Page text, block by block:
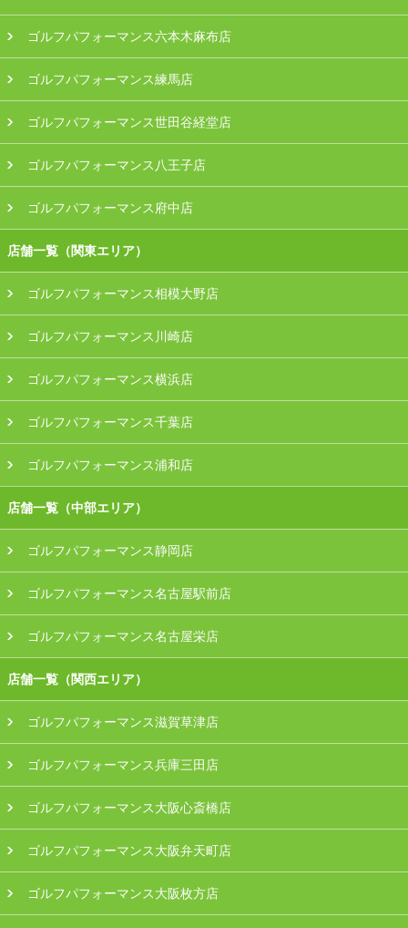
ゴルフパフォーマンス六本木麻布店
ゴルフパフォーマンス練馬店
ゴルフパフォーマンス世田谷経堂店
ゴルフパフォーマンス八王子店
ゴルフパフォーマンス府中店
店舗一覧（関東エリア）
ゴルフパフォーマンス相模大野店
ゴルフパフォーマンス川崎店
ゴルフパフォーマンス横浜店
ゴルフパフォーマンス千葉店
ゴルフパフォーマンス浦和店
店舗一覧（中部エリア）
ゴルフパフォーマンス静岡店
ゴルフパフォーマンス名古屋駅前店
ゴルフパフォーマンス名古屋栄店
店舗一覧（関西エリア）
ゴルフパフォーマンス滋賀草津店
ゴルフパフォーマンス兵庫三田店
ゴルフパフォーマンス大阪心斎橋店
ゴルフパフォーマンス大阪弁天町店
ゴルフパフォーマンス大阪枚方店